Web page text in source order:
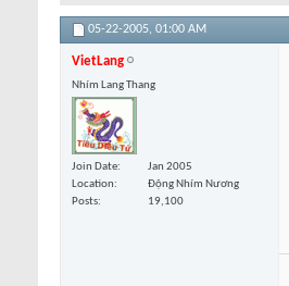
05-22-2005, 01:00 AM
VietLang
Nhím Lang Thang
Join Date
Jan 2005
Location
Động Nhím Nương
Posts
19,100